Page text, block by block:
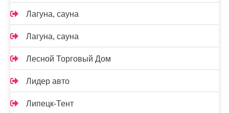
Лагуна, сауна
Лагуна, сауна
Лесной Торговый Дом
Лидер авто
Липецк-Тент